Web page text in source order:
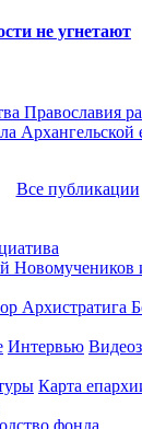
не угнетают
Православия
Все публикации
Интервью
Карта
фонда